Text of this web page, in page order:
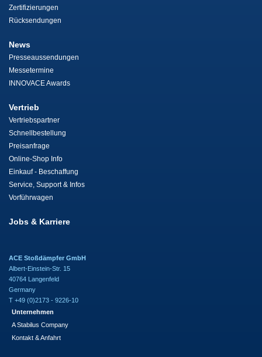
Zertifizierungen
Rücksendungen
News
Presseaussendungen
Messetermine
INNOVACE Awards
Vertrieb
Vertriebspartner
Schnellbestellung
Preisanfrage
Online-Shop Info
Einkauf - Beschaffung
Service, Support & Infos
Vorführwagen
Jobs & Karriere
ACE Stoßdämpfer GmbH
Albert-Einstein-Str. 15
40764 Langenfeld
Germany
T +49 (0)2173 - 9226-10
Unternehmen
A Stabilus Company
Kontakt & Anfahrt